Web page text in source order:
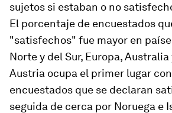
sujetos si estaban o no
El porcentaje de encuestados
"satisfechos" fue mayor en
Norte y del Sur, Europa,
Austria ocupa el primer lugar
encuestados que se declaran
seguida de cerca por Noruega e